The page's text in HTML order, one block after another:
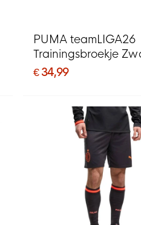
PUMA teamLIGA26
Trainingsbroekje
€ 34,99